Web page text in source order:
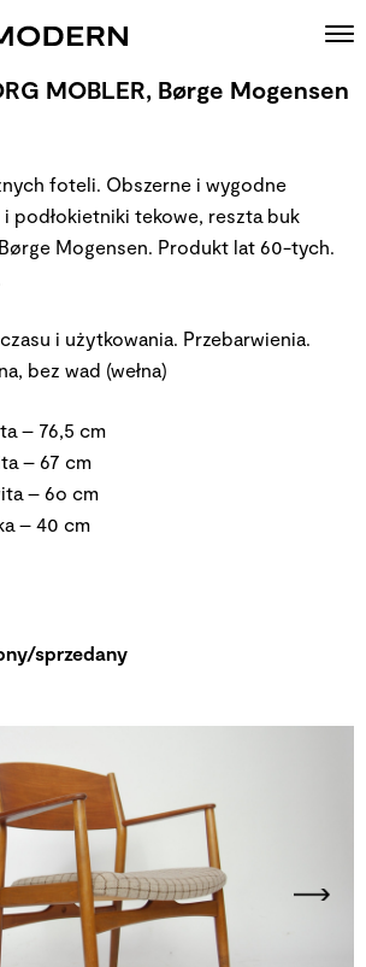
MOBLER, Børge Mogensen
foteli. Obszerne i wygodne
podłokietniki tekowe, reszta buk
Mogensen. Produkt lat 60-tych.
i użytkowania. Przebarwienia.
bez wad (wełna)
– 76,5 cm
– 67 cm
– 6o cm
– 40 cm
sprzedany